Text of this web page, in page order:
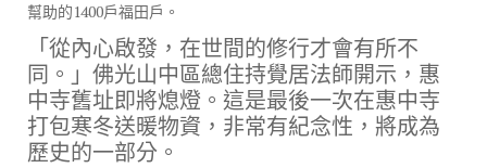
k k
幫助的1400戶福田戶。
「從內心啟發，在世間的修行才會有所不
同。」佛光山中區總住持覺居法師開示，惠
中寺舊址即將熄燈。這是最後一次在惠中寺
打包寒冬送暖物資，非常有紀念性，將成為
歷史的一部分。